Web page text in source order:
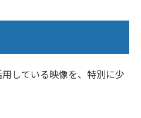
している映像を、特別に少